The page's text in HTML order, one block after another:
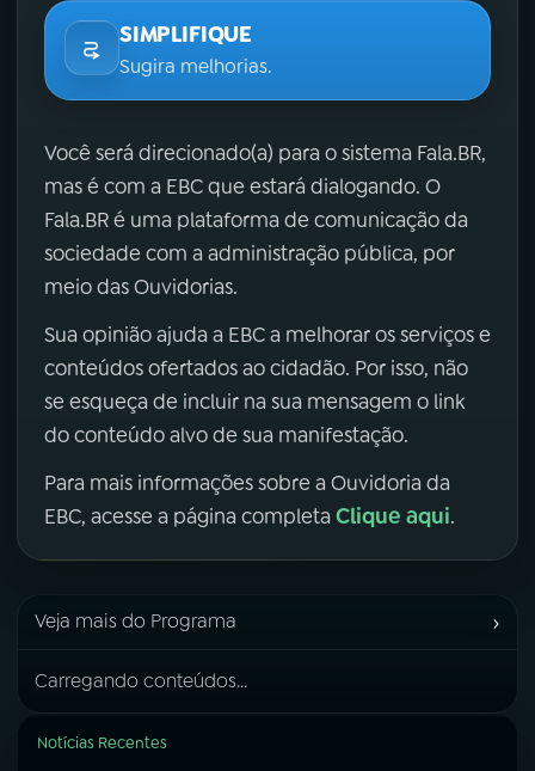
SIMPLIFIQUE
Sugira melhorias.
Você será direcionado(a) para o sistema Fala.BR,
mas é com a EBC que estará dialogando. O
Fala.BR é uma plataforma de comunicação da
sociedade com a administração pública, por
meio das Ouvidorias.
Sua opinião ajuda a EBC a melhorar os serviços e
conteúdos ofertados ao cidadão. Por isso, não
se esqueça de incluir na sua mensagem o link
do conteúdo alvo de sua manifestação.
Para mais informações sobre a Ouvidoria da
EBC, acesse a página completa Clique aqui.
Veja mais do Programa ›
Carregando conteúdos...
Notícias Recentes